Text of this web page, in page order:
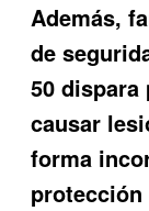
Además,
de
50
causar
forma